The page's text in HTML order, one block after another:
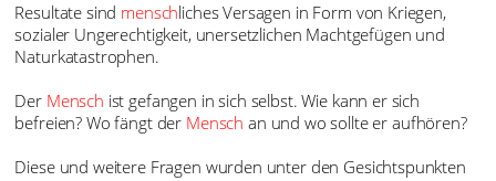
Resultate sind menschliches Versagen in Form von Kriegen,
sozialer Ungerechtigkeit, unersetzlichen Machtgefügen und
Naturkatastrophen.
Der Mensch ist gefangen in sich selbst. Wie kann er sich
befreien? Wo fängt der Mensch an und wo sollte er aufhören?
Diese und weitere Fragen wurden unter den Gesichtspunkten